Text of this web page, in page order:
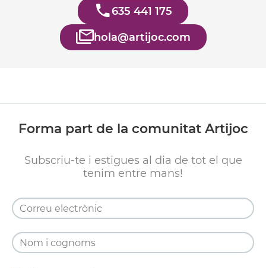
635 441 175
hola@artijoc.com
Forma part de la comunitat Artijoc
Subscriu-te i estigues al dia de tot el que
tenim entre mans!